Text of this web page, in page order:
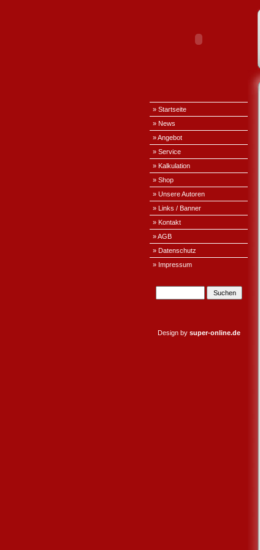
» Startseite
» News
» Angebot
» Service
» Kalkulation
» Shop
» Unsere Autoren
» Links / Banner
» Kontakt
» AGB
» Datenschutz
» Impressum
Design by super-online.de